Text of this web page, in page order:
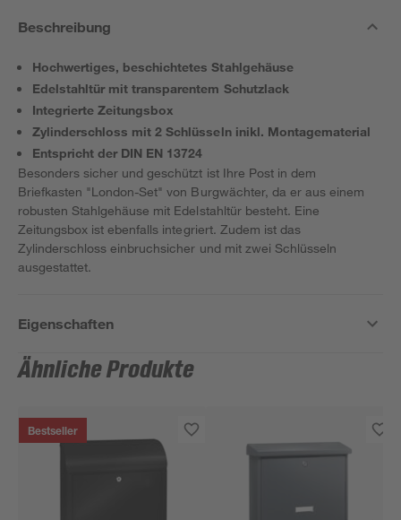
Beschreibung
Hochwertiges, beschichtetes Stahlgehäuse
Edelstahltür mit transparentem Schutzlack
Integrierte Zeitungsbox
Zylinderschloss mit 2 Schlüsseln inikl. Montagematerial
Entspricht der DIN EN 13724
Besonders sicher und geschützt ist Ihre Post in dem
Briefkasten "London-Set" von Burgwächter, da er aus einem
robusten Stahlgehäuse mit Edelstahltür besteht. Eine
Zeitungsbox ist ebenfalls integriert. Zudem ist das
Zylinderschloss einbruchsicher und mit zwei Schlüsseln
ausgestattet.
Eigenschaften
Ähnliche Produkte
Bestseller